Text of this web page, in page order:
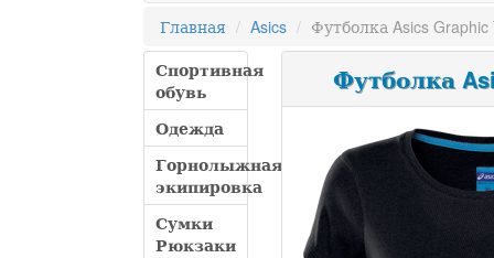
Главная Asics
Футболка Asics Graphic
Спортивная
обувь
Одежда
Горнолыжная
экипировка
Сумки
Рюкзаки
Футболка